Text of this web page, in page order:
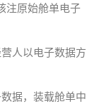
注原始舱单电子
人以电子数据方
据，装载舱单中